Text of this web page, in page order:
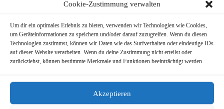
Cookie-Zustimmung verwalten
Um dir ein optimales Erlebnis zu bieten, verwenden wir Technologien wie Cookies,
um Geräteinformationen zu speichern und/oder darauf zuzugreifen. Wenn du diesen
Technologien zustimmst, können wir Daten wie das Surfverhalten oder eindeutige IDs
auf dieser Website verarbeiten. Wenn du deine Zustimmung nicht erteilst oder
zurückziehst, können bestimmte Merkmale und Funktionen beeinträchtigt werden.
Akzeptieren
Klotz
Kabel
Klotz – unser Kabelsortiment
InfoKategorien:E-Gitarren +